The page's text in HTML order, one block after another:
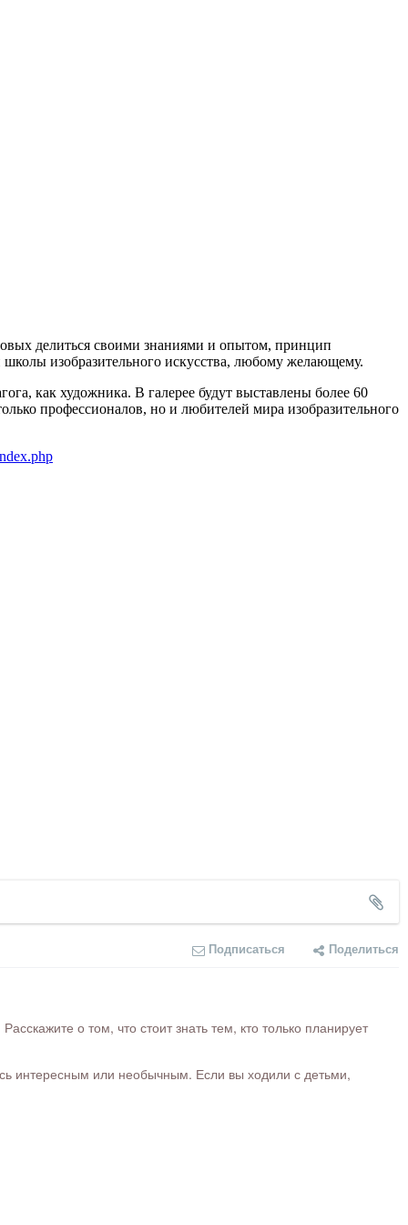
делиться своими знаниями и опытом, принцип
изобразительного искусства, любому желающему.
как художника. В галерее будут выставлены более 60
профессионалов, но и любителей мира изобразительного
Подписаться Поделиться
о том, что стоит знать тем, кто только планирует
интересным или необычным. Если вы ходили с детьми,